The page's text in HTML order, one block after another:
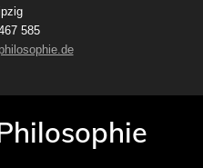
585